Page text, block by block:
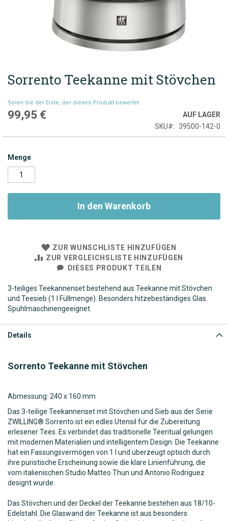
Zum
Anfang
springen
Sorrento Teekanne mit Stövchen
Seien Sie der Erste, der dieses Produkt bewertet
99,95 €
AUF LAGER
SKU
39500-142-0
Menge
In den Warenkorb
ZUR WUNSCHLISTE HINZUFÜGEN
ZUR VERGLEICHSLISTE HINZUFÜGEN
DIESES PRODUKT TEILEN
3-teiliges Teekannenset bestehend aus Teekanne mit Stövchen
und Teesieb (1 l Füllmenge). Besonders hitzebeständiges Glas.
Spühlmaschinengeeignet.
Details
Sorrento Teekanne mit Stövchen
Abmessung: 240 x 160 mm
Das 3-teilige Teekannenset mit Stövchen und Sieb aus der Serie
ZWILLING® Sorrento ist ein edles Utensil für die Zubereitung
erlesener Tees. Es verbindet das traditionelle Teeritual gelungen
mit modernen Materialien und intelligentem Design. Die Teekanne
hat ein Fassungsvermögen von 1 l und überzeugt optisch durch
ihre puristische Erscheinung sowie die klare Linienführung, die
vom italienischen Studio Matteo Thun und Antonio Rodriguez
designt wurde.
Das Stövchen und der Deckel der Teekanne bestehen aus 18/10-
Edelstahl. Die Glaswand der Teekanne ist aus besonders